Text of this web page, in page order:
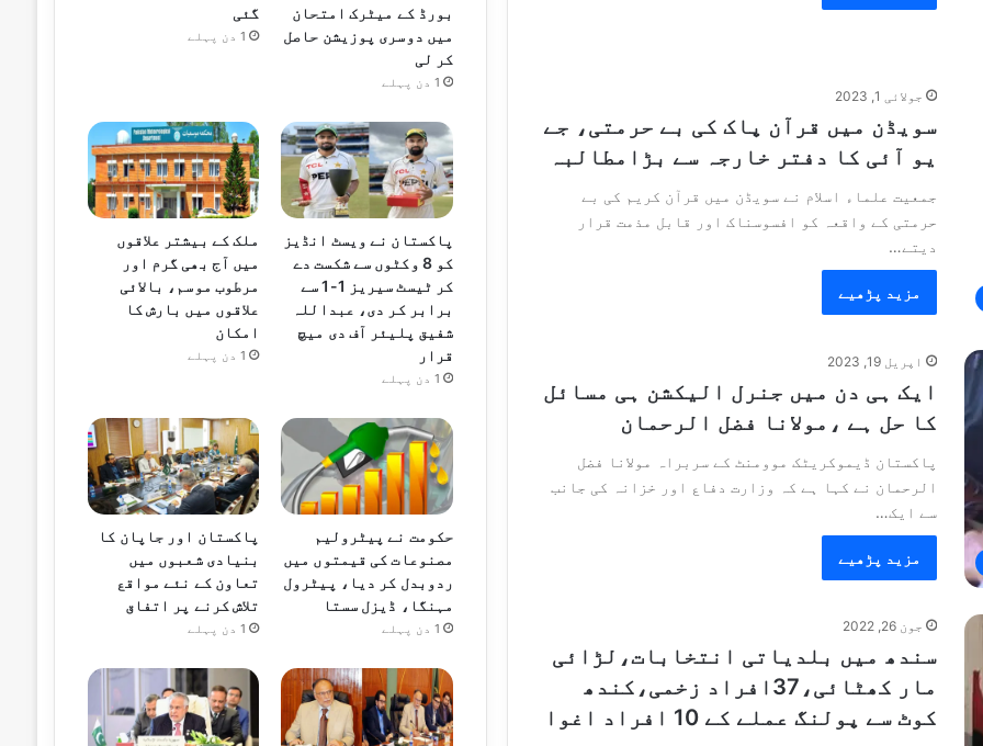
جولائی 1, 2023
سویڈن میں قرآن پاک کی بے حرمتی، جے
یو آئی کا دفتر خارجہ سے بڑامطالبہ
جمعیت علماء اسلام نے سویڈن میں قرآن کریم کی بے
حرمتی کے واقعہ کو افسوسناک اور قابل مذمت قرار
دیتے…
مزید پڑھیے
اپریل 19, 2023
ایک ہی دن میں جنرل الیکشن ہی مسائل
کا حل ہے ،مولانا فضل الرحمان
پاکستان ڈیموکریٹک موومنٹ کے سربراہ مولانا فضل
الرحمان نے کہا ہے کہ وزارت دفاع اور خزانہ کی جانب
سے ایک…
مزید پڑھیے
جون 26, 2022
سندھ میں بلدیاتی انتخابات،لڑائی
مار کھٹائی،37افراد زخمی،کندھ
کوٹ سے پولنگ عملے کے 10 افراد اغوا
بورڈ کے میٹرک امتحان
میں دوسری پوزیشن حاصل
کر لی
1 دن پہلے
گئی
1 دن پہلے
پاکستان نے ویسٹ انڈیز
کو 8 وکٹوں سے شکست دے
کر ٹیسٹ سیریز 1-1 سے
برابر کر دی، عبداللہ
شفیق پلیئر آف دی میچ
قرار
1 دن پہلے
ملک کے بیشتر علاقوں
میں آج بھی گرم اور
مرطوب موسم، بالائی
علاقوں میں بارش کا
امکان
1 دن پہلے
حکومت نے پیٹرولیم
مصنوعات کی قیمتوں میں
ردوبدل کر دیا، پیٹرول
مہنگا، ڈیزل سستا
1 دن پہلے
پاکستان اور جاپان کا
بنیادی شعبوں میں
تعاون کے نئے مواقع
تلاش کرنے پر اتفاق
1 دن پہلے